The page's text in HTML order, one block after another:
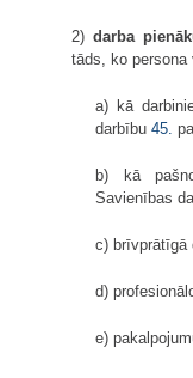
2) darba
tāds, ko persona
a) kā
darbību 45.
b) kā
Savienības
c) brīvprātīgā
d)
e)